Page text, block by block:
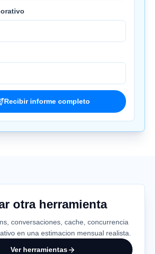
Recibir informe completo
otra herramienta
conversaciones, cache, concurrencia
en una estimacion mensual realista.
Ver herramientas